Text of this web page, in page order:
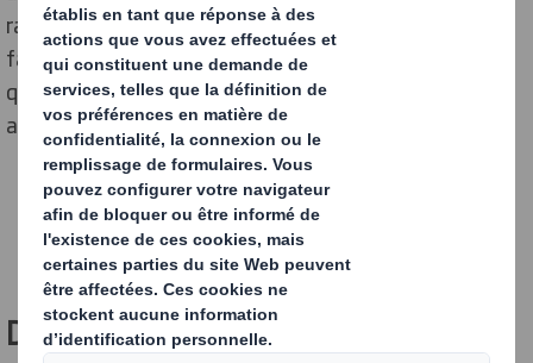
rassembler l'ensemble des collaborateurs, leurs
familles et leurs amis, les élus locaux et même
quelques retraités, qui ont retrouvé leur site et leurs
anciens collègues avec une grande émotion !
Dans les coulisses de l'usine